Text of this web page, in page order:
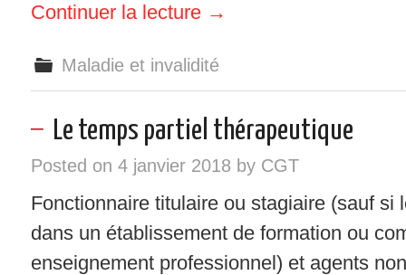
Continuer la lecture →
Maladie et invalidité
Le temps partiel thérapeutique
Posted on 4 janvier 2018 by CGT
Fonctionnaire titulaire ou stagiaire (sauf si
dans un établissement de formation ou
enseignement professionnel) et agents